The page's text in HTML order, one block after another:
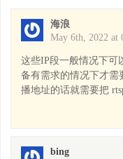
海浪
May 6th, 2022 at
这些IP段一般情况下可
备有需求的情况下才需
播地址的话就需要把
bing